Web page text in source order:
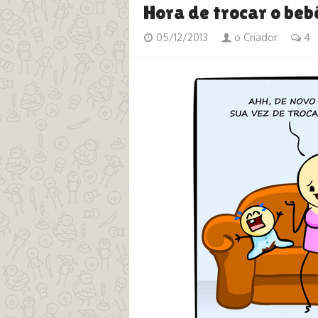
Hora de trocar o
05/12/2013 o Criador 4